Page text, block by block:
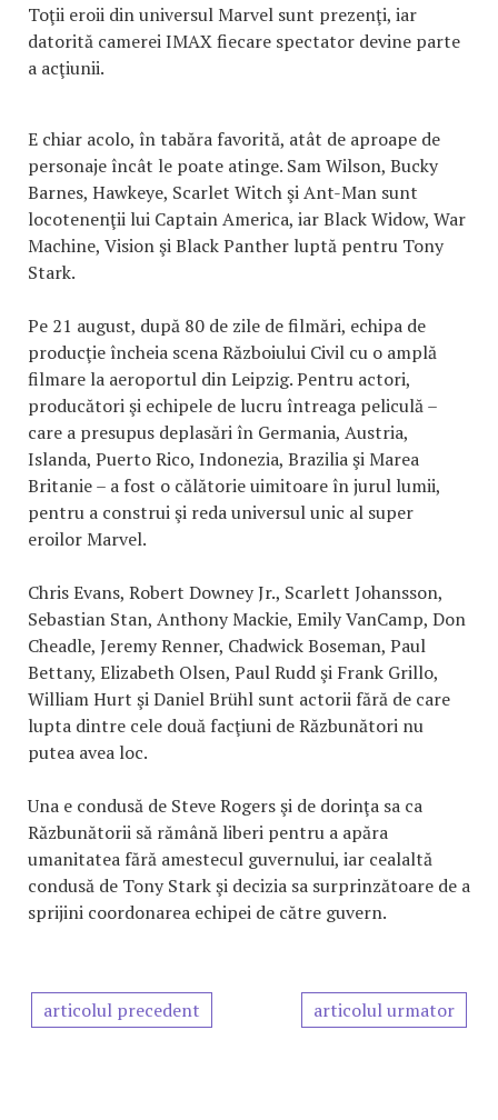
Toţii eroii din universul Marvel sunt prezenţi, iar
datorită camerei IMAX fiecare spectator devine parte
a acţiunii.
E chiar acolo, în tabăra favorită, atât de aproape de
personaje încât le poate atinge. Sam Wilson, Bucky
Barnes, Hawkeye, Scarlet Witch şi Ant-Man sunt
locotenenţii lui Captain America, iar Black Widow, War
Machine, Vision şi Black Panther luptă pentru Tony
Stark.
Pe 21 august, după 80 de zile de filmări, echipa de
producţie încheia scena Războiului Civil cu o amplă
filmare la aeroportul din Leipzig. Pentru actori,
producători şi echipele de lucru întreaga peliculă –
care a presupus deplasări în Germania, Austria,
Islanda, Puerto Rico, Indonezia, Brazilia şi Marea
Britanie – a fost o călătorie uimitoare în jurul lumii,
pentru a construi şi reda universul unic al super
eroilor Marvel.
Chris Evans, Robert Downey Jr., Scarlett Johansson,
Sebastian Stan, Anthony Mackie, Emily VanCamp, Don
Cheadle, Jeremy Renner, Chadwick Boseman, Paul
Bettany, Elizabeth Olsen, Paul Rudd şi Frank Grillo,
William Hurt şi Daniel Brühl sunt actorii fără de care
lupta dintre cele două facţiuni de Răzbunători nu
putea avea loc.
Una e condusă de Steve Rogers şi de dorinţa sa ca
Răzbunătorii să rămână liberi pentru a apăra
umanitatea fără amestecul guvernului, iar cealaltă
condusă de Tony Stark şi decizia sa surprinzătoare de a
sprijini coordonarea echipei de către guvern.
articolul precedent articolul urmator